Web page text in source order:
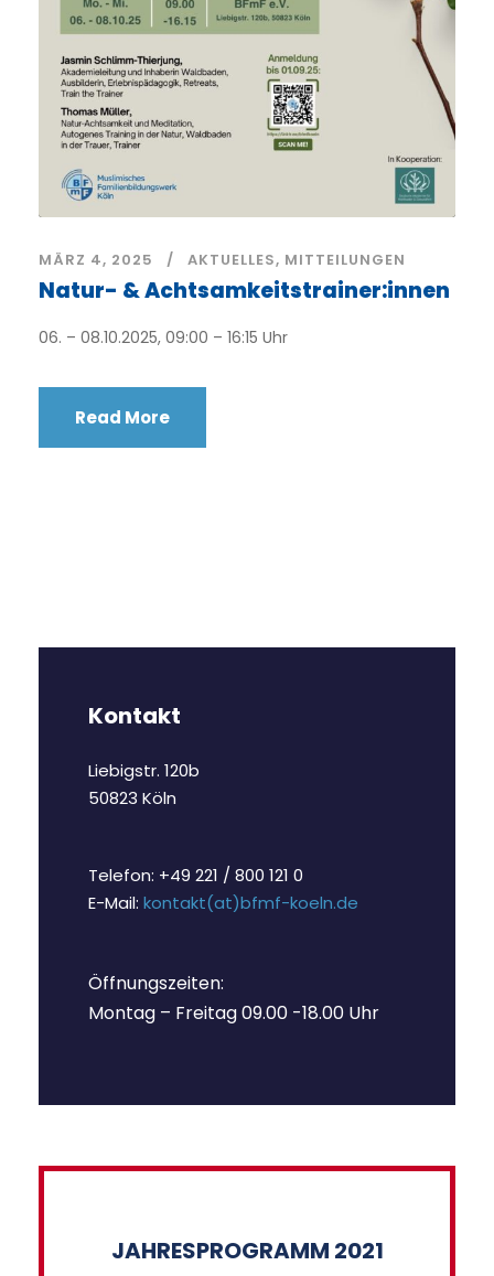
MÄRZ 4, 2025 AKTUELLES, MITTEILUNGEN
Natur- & Achtsamkeitstrainer:innen
06. – 08.10.2025, 09:00 – 16:15 Uhr
Read More
Kontakt
Liebigstr. 120b
50823 Köln
Telefon: +49 221 / 800 121 0
E-Mail: kontakt(at)bfmf-koeln.de
Öffnungszeiten:
Montag – Freitag 09.00 -18.00 Uhr
JAHRESPROGRAMM 2021